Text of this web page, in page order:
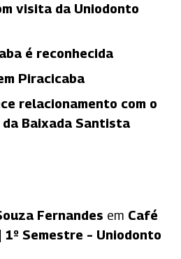
visita da Uniodonto
é reconhecida
Piracicaba
relacionamento com o
Baixada Santista
Fernandes em Café
1º Semestre – Uniodonto